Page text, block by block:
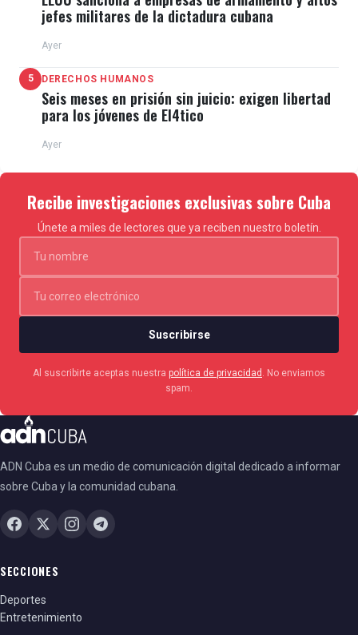
jefes militares de la dictadura cubana
Ayer
5 DERECHOS HUMANOS
Seis meses en prisión sin juicio: exigen libertad
para los jóvenes de El4tico
Ayer
Recibe investigaciones exclusivas sobre Cuba
Únete a miles de lectores que ya reciben nuestro boletín.
Suscribirse
Al suscribirte aceptas nuestra política de privacidad
. No enviamos
spam.
ADN Cuba es un medio de comunicación digital dedicado a informar
sobre Cuba y la comunidad cubana.
SECCIONES
Deportes
Entretenimiento